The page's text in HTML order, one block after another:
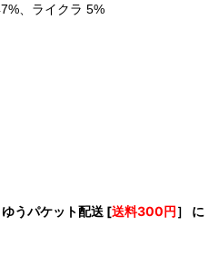
、ライクラ 5%
うパケット配送 [送料300円］ に